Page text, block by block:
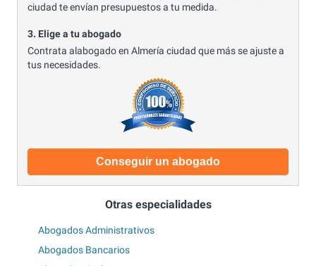
ciudad te envían presupuestos a tu medida.
3. Elige a tu abogado
Contrata alabogado en Almería ciudad que más se ajuste a
tus necesidades.
Conseguir un abogado
Otras especialidades
Abogados Administrativos
Abogados Bancarios